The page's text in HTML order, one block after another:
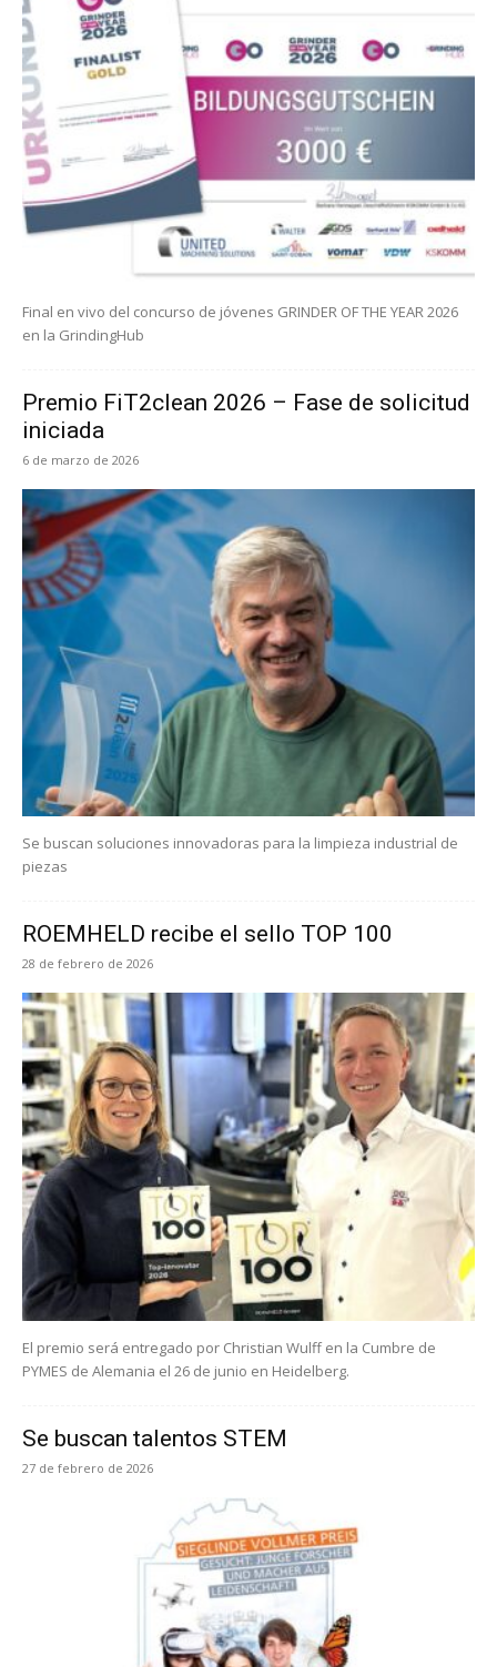
Final en vivo del concurso de jóvenes GRINDER OF THE YEAR 2026
en la GrindingHub
Premio FiT2clean 2026 – Fase de solicitud
iniciada
6 de marzo de 2026
Se buscan soluciones innovadoras para la limpieza industrial de
piezas
ROEMHELD recibe el sello TOP 100
28 de febrero de 2026
El premio será entregado por Christian Wulff en la Cumbre de
PYMES de Alemania el 26 de junio en Heidelberg.
Se buscan talentos STEM
27 de febrero de 2026